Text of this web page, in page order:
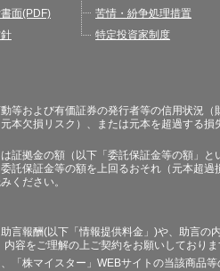
面(PDF)
苦情・紛争処理措置
特定投資家制度
等および有価証券の発行者等の信用状況
本欠損リスク）、または元本を超過する損
証拠金の額（以下「委託保証金等の額」と
託保証金等の額を上回るおそれ（元本超
ください。
言報酬(以下「情報提供料金」)や、助言の
容をご理解の上ご契約をお願いしておりま
「株マイスター」WEBサイトの当該商品